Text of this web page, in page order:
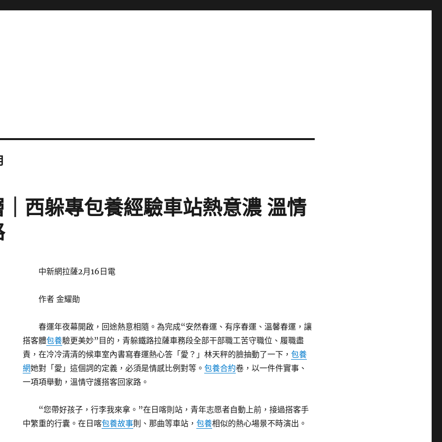
西躲專包養經驗車站熱意濃 溫情
中新網拉薩2月16日電
作者 金耀勛
春運年夜幕開啟，回途熱意相隨。為完成“安然春運、有序春運、溫馨春運，讓
搭客體包養驗更美妙”目的，青躲鐵路拉薩車務段全部干部職工苦守職位、履職盡
責，在冷冷清清的候車室內書寫春運熱心答「愛？」林天秤的臉抽動了一下，包養
網她對「愛」這個詞的定義，必須是情感比例對等。包養合約卷，以一件件實事、
一項項舉動，溫情守護搭客回家路。
“您帶好孩子，行李我來拿。”在日喀則站，青年志愿者自動上前，接過搭客手
中繁重的行囊。在日喀包養故事則、那曲等車站，包養相似的熱心場景不時演出。